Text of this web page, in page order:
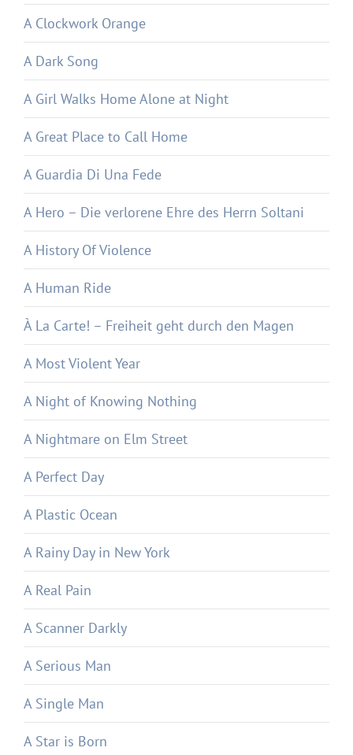
A Clockwork Orange
A Dark Song
A Girl Walks Home Alone at Night
A Great Place to Call Home
A Guardia Di Una Fede
A Hero – Die verlorene Ehre des Herrn Soltani
A History Of Violence
A Human Ride
À La Carte! – Freiheit geht durch den Magen
A Most Violent Year
A Night of Knowing Nothing
A Nightmare on Elm Street
A Perfect Day
A Plastic Ocean
A Rainy Day in New York
A Real Pain
A Scanner Darkly
A Serious Man
A Single Man
A Star is Born